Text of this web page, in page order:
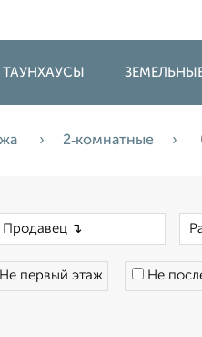
2‑комнатные
Не первый этаж Не